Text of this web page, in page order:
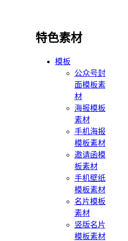
特色素材
模板
公众号封
面模板素
材
海报模板
素材
手机海报
模板素材
邀请函模
板素材
手机壁纸
模板素材
名片模板
素材
竖版名片
模板素材